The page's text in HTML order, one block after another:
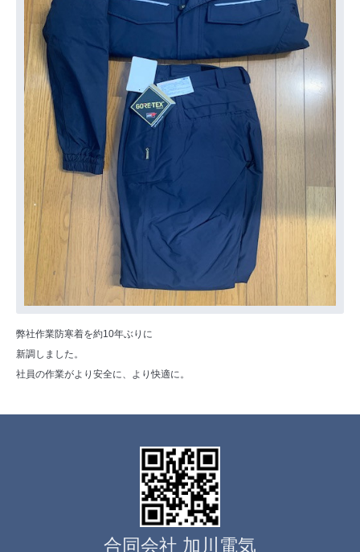
弊社作業防寒着を約10年ぶりに
新調しました。
社員の作業がより安全に、より快適に。
合同会社 加川電気